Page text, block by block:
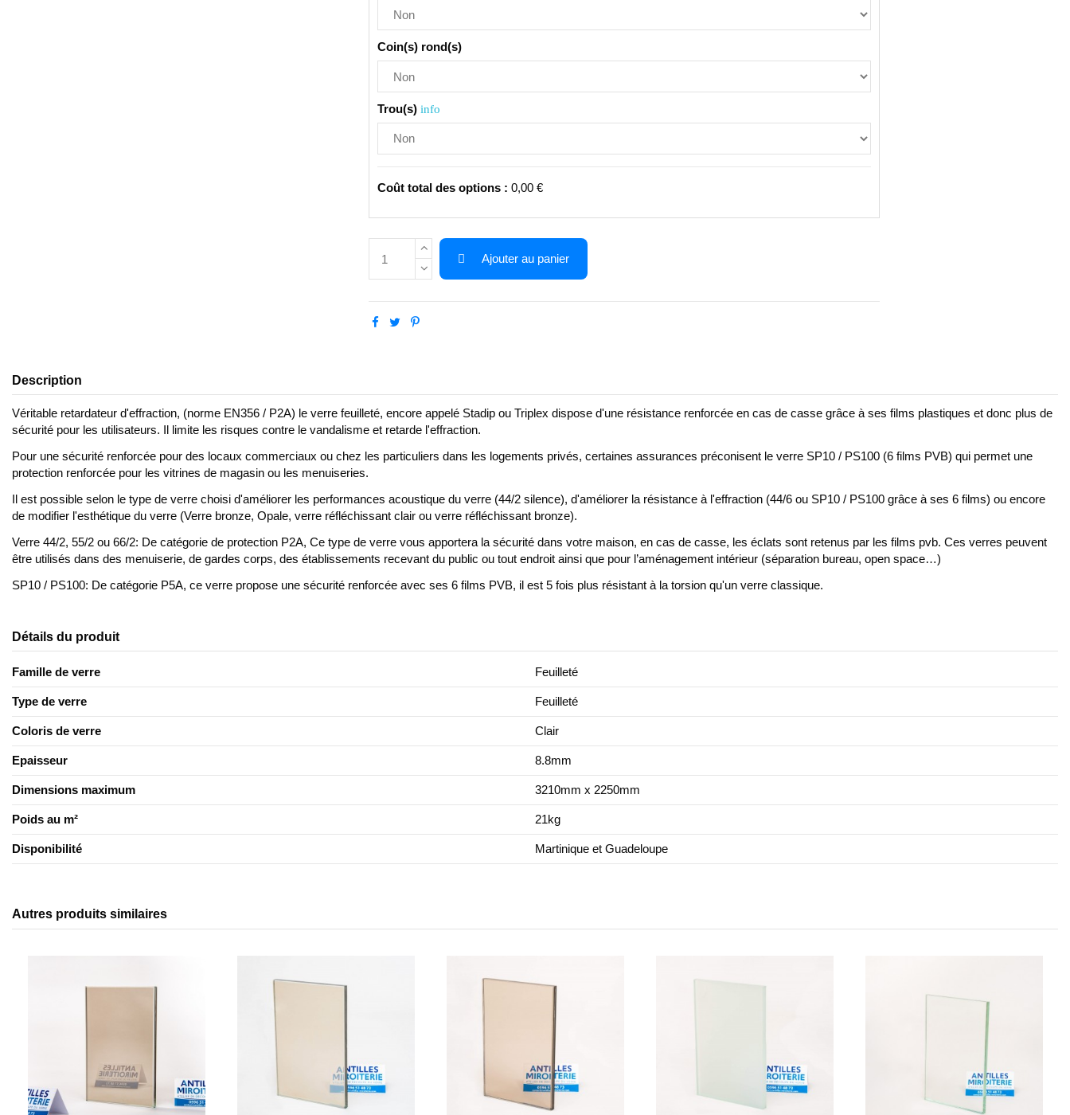
Coin(s) rond(s)
Trou(s) info
Coût total des options : 0,00 €
Ajouter au panier
Description
Véritable retardateur d'effraction, (norme EN356 / P2A) le verre feuilleté, encore appelé Stadip ou Triplex dispose d'une résistance renforcée en cas de casse grâce à ses films plastiques et donc plus de
sécurité pour les utilisateurs. Il limite les risques contre le vandalisme et retarde l'effraction.
Pour une sécurité renforcée pour des locaux commerciaux ou chez les particuliers dans les logements privés, certaines assurances préconisent le verre SP10 / PS100 (6 films PVB) qui permet une
protection renforcée pour les vitrines de magasin ou les menuiseries.
Il est possible selon le type de verre choisi d'améliorer les performances acoustique du verre (44/2 silence), d'améliorer la résistance à l'effraction (44/6 ou SP10 / PS100 grâce à ses 6 films) ou encore
de modifier l'esthétique du verre (Verre bronze, Opale, verre réfléchissant clair ou verre réfléchissant bronze).
Verre 44/2, 55/2 ou 66/2: De catégorie de protection P2A, Ce type de verre vous apportera la sécurité dans votre maison, en cas de casse, les éclats sont retenus par les films pvb. Ces verres peuvent
être utilisés dans des menuiserie, de gardes corps, des établissements recevant du public ou tout endroit ainsi que pour l’aménagement intérieur (séparation bureau, open space…)
SP10 / PS100: De catégorie P5A, ce verre propose une sécurité renforcée avec ses 6 films PVB, il est 5 fois plus résistant à la torsion qu'un verre classique.
Détails du produit
Famille de verre Feuilleté
Type de verre Feuilleté
Coloris de verre Clair
Epaisseur 8.8mm
Dimensions maximum 3210mm x 2250mm
Poids au m² 21kg
Disponibilité Martinique et Guadeloupe
Autres produits similaires